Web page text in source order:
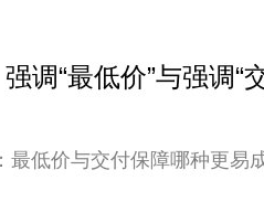
调“最低价”与强调“
低价与交付保障哪种更易